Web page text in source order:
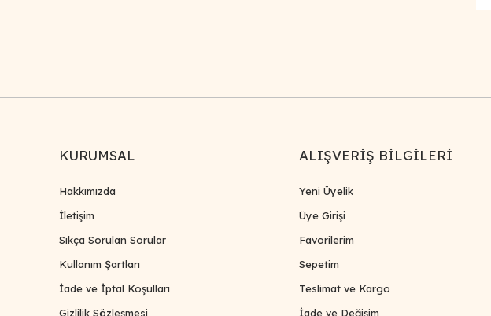
KURUMSAL
Hakkımızda
İletişim
Sıkça Sorulan Sorular
Kullanım Şartları
İade ve İptal Koşulları
Gizlilik Sözleşmesi
ALIŞVERİŞ BİLGİLERİ
Yeni Üyelik
Üye Girişi
Favorilerim
Sepetim
Teslimat ve Kargo
İade ve Değişim